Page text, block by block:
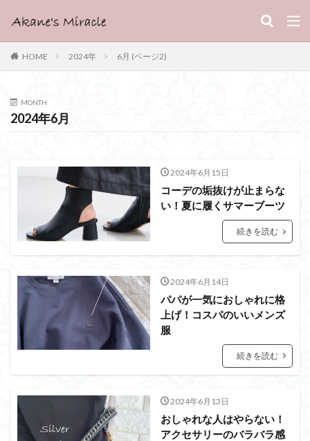
HOME 2024年 6月 (ページ2)
MONTH
2024年6月
2024年6月15日
コーデの垢抜けが止まらな
い！夏に履くサマーブーツ
続きを読む
2024年6月14日
パパが一気におしゃれに格
上げ！コスパのいいメンズ
服
続きを読む
2024年6月13日
おしゃれな人はやらない！
アクセサリーのバラバラ感